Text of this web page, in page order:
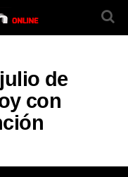
de
con